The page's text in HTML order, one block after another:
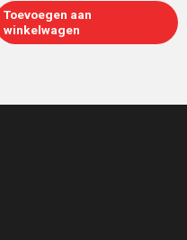
Toevoegen aan
winkelwagen